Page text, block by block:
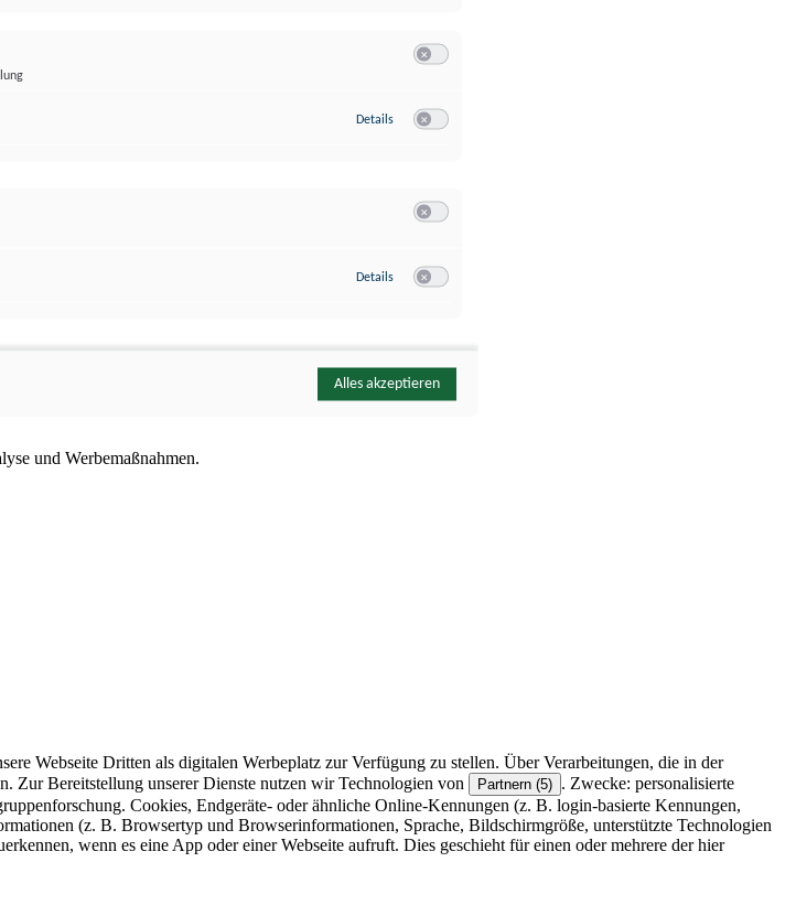
und Werbemaßnahmen.
Webseite Dritten als digitalen Werbeplatz zur Verfügung zu stellen. Über Verarbeitungen, die in der
Zur Bereitstellung unserer Dienste nutzen wir Technologien von Partnern (5) . Zwecke: personalisierte
Cookies, Endgeräte- oder ähnliche Online-Kennungen (z. B. login-basierte Kennungen,
(z. B. Browsertyp und Browserinformationen, Sprache, Bildschirmgröße, unterstützte Technologien
wenn es eine App oder einer Webseite aufruft. Dies geschieht für einen oder mehrere der hier
Details zu Google Analytics
Details zu YouTube
Alles akzeptieren